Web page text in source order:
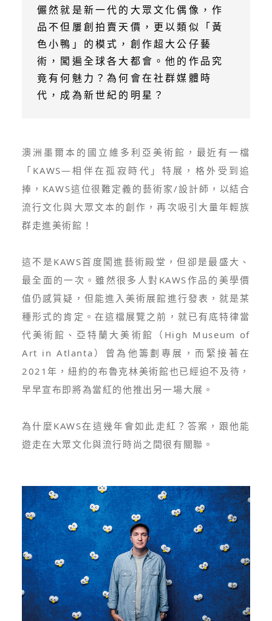
儼然就是新一代的大眾文化偶像，作
品不但屢創拍賣天價，更以類似「黃
色小鴨」的模式，創作超大公仔藝
術，闖遍全球各大都會。他的作品究
竟有何魅力？為何會在社群媒體時
代，成為新世紀的明星？
澳洲墨爾本的國立維多利亞美術館，最近有一檔
「KAWS—相伴在孤寂時代」特展，格外受到追
捧，KAWS這位很難定義的藝術家/設計師，以結合
流行文化與大眾文本的創作，再次吸引大量年輕族
群走進美術館！
這不是KAWS首度闖進藝術殿堂，但卻是最盛大、
最全面的一次。雖然很多人對KAWS作品的美學價
值仍感質疑，但能進入美術展館進行發表，就是某
種形式的肯定。在這檔展覽之前，就已有底特律當
代美術館、亞特蘭大美術館（High Museum of
Art in Atlanta）曾為他籌劃專展，而緊接著在
2021年，紐約的布魯克林美術館也已經迫不及待，
早早宣布即將為當紅的他推出另一場大展。
為什麼KAWS在這幾年會如此走紅？答案，跟他能
遊走在大眾文化與流行時尚之間很有關聯。